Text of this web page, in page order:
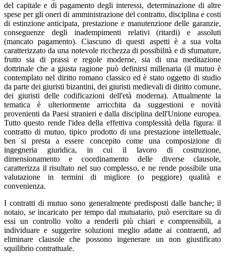
del capitale e di pagamento degli interessi, determinazione di altre
spese per gli oneri di amministrazione del contratto, disciplina e costi
di estinzione anticipata, prestazione e manutenzione delle garanzie,
conseguenze degli inadempimenti relativi (ritardi) e assoluti
(mancato pagamento). Ciascuno di questi aspetti è a sua volta
caratterizzato da una notevole ricchezza di possibilità e di sfumature,
frutto sia di prassi e regole moderne, sia di una meditazione
dottrinale che a giusta ragione può definirsi millenaria (il mutuo è
contemplato nel diritto romano classico ed è stato oggetto di studio
da parte dei giuristi bizantini, dei giuristi medievali di diritto comune,
dei giuristi delle codificazioni dell'età moderna). Attualmente la
tematica è ulteriormente arricchita da suggestioni e novità
provenienti da Paesi stranieri e dalla disciplina dell'Unione europea.
Tutto questo rende l'idea della effettiva complessità della figura: il
contratto di mutuo, tipico prodotto di una prestazione intellettuale,
ben si presta a essere concepito come una composizione di
ingegneria giuridica, in cui il lavoro di costruzione,
dimensionamento e coordinamento delle diverse clausole,
caratterizza il risultato nel suo complesso, e ne rende possibile una
valutazione in termini di migliore (o peggiore) qualità e
convenienza.
I contratti di mutuo sono generalmente predisposti dalle banche; il
notaio, se incaricato per tempo dal mutuatario, può esercitare su di
essi un controllo volto a renderli più chiari e comprensibili, a
individuare e suggerire soluzioni meglio adatte ai contraenti, ad
eliminare clausole che possono ingenerare un non giustificato
squilibrio contrattuale.